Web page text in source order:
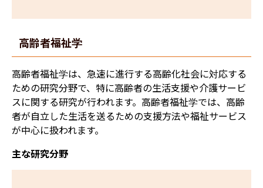
高齢者福祉学
高齢者福祉学は、急速に進行する高齢化社会に対応する
ための研究分野で、特に高齢者の生活支援や介護サービ
スに関する研究が行われます。高齢者福祉学では、高齢
者が自立した生活を送るための支援方法や福祉サービス
が中心に扱われます。
主な研究分野